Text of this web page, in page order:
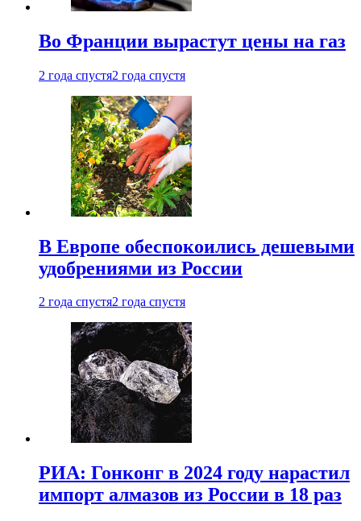
Во Франции вырастут цены на газ
2 года спустя2 года спустя
В Европе обеспокоились дешевыми
удобрениями из России
2 года спустя2 года спустя
РИА: Гонконг в 2024 году нарастил
импорт алмазов из России в 18 раз